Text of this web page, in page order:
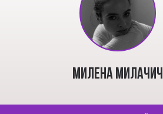
Милена Милачич